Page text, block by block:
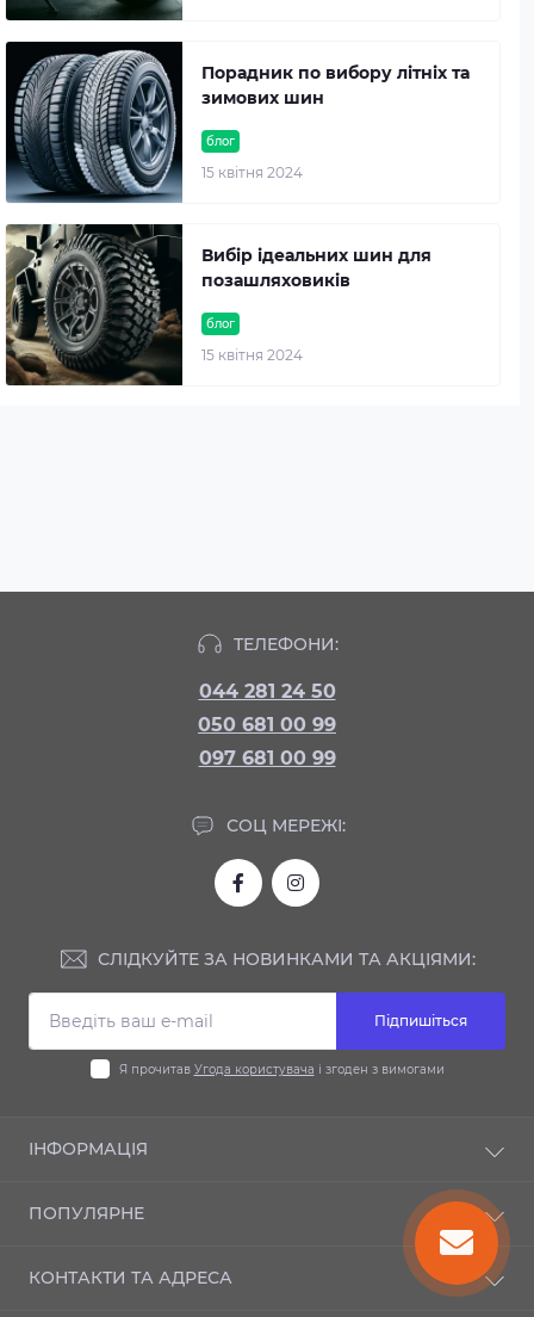
блог
15 квітня 2024
Порадник по вибору літніх та
зимових шин
блог
15 квітня 2024
Вибір ідеальних шин для
позашляховиків
ТЕЛЕФОНИ:
044 281 24 50
050 681 00 99
097 681 00 99
СОЦ МЕРЕЖІ:
СЛІДКУЙТЕ ЗА НОВИНКАМИ ТА АКЦІЯМИ:
Підпишіться
Я прочитав Угода користувача і згоден з вимогами
ІНФОРМАЦІЯ
Гарантія
Шиномонтаж
ПОПУЛЯРНЕ
Автошини
КОНТАКТИ ТА АДРЕСА